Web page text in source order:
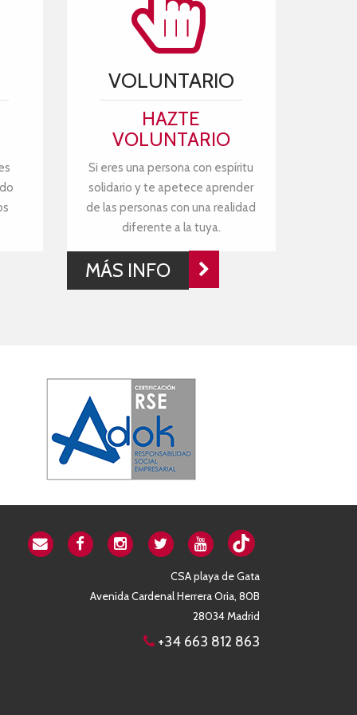
VOLUNTARIO
HAZTE
VOLUNTARIO
Si eres una persona con espíritu
solidario y te apetece aprender
de las personas con una realidad
diferente a la tuya.
MÁS INFO
CSA playa de Gata
Avenida Cardenal Herrera Oria, 80B
28034 Madrid
+34 663 812 863